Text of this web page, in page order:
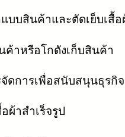
บบสินค้าและตัดเย็บเสื้อ
าหรือโกดังเก็บสินค้า
ดการเพื่อสนับสนุนธุรกิจ
ผ้าสำเร็จรูป